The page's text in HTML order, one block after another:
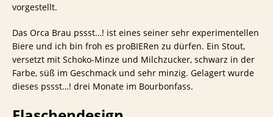
vorgestellt.
Das Orca Brau pssst…! ist eines seiner sehr experimentellen
Biere und ich bin froh es proBIERen zu dürfen. Ein Stout,
versetzt mit Schoko-Minze und Milchzucker, schwarz in der
Farbe, süß im Geschmack und sehr minzig. Gelagert wurde
dieses pssst…! drei Monate im Bourbonfass.